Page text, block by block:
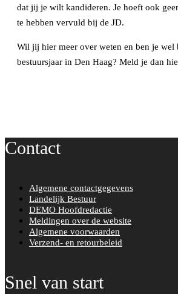
dat jij je wilt kandideren. Je hoeft ook
te hebben vervuld bij de JD.
Wil jij hier meer over weten en ben je wel
bestuursjaar in Den Haag? Meld je dan
Contact
Algemene contactgegevens
Landelijk Bestuur
DEMO Hoofdredactie
Meldingen over de website
Algemene voorwaarden
Verzend- en retourbeleid
Snel van start